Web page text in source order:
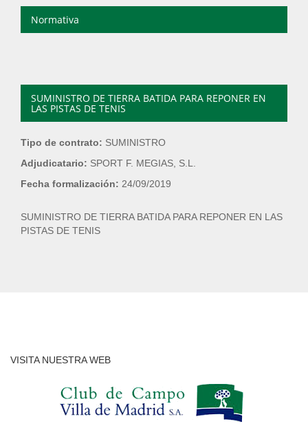
Normativa
SUMINISTRO DE TIERRA BATIDA PARA REPONER EN
LAS PISTAS DE TENIS
Tipo de contrato: SUMINISTRO
Adjudicatario: SPORT F. MEGIAS, S.L.
Fecha formalización: 24/09/2019
SUMINISTRO DE TIERRA BATIDA PARA REPONER EN LAS
PISTAS DE TENIS
VISITA NUESTRA WEB